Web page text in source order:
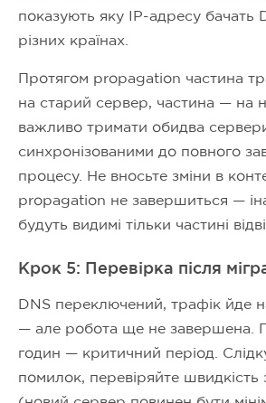
показують яку IP-адресу бачать
різних країнах.
Протягом propagation частина
на старий сервер, частина — на
важливо тримати обидва
синхронізованими до повного
процесу. Не вносьте зміни в
propagation не завершиться —
будуть видимі тільки частині
Крок 5: Перевірка після
DNS переключений, трафік йде
— але робота ще не завершена.
годин — критичний період.
помилок, перевіряйте швидкість